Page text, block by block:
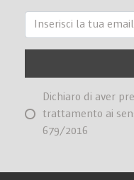
Dichiaro di aver
trattamento ai
679/2016